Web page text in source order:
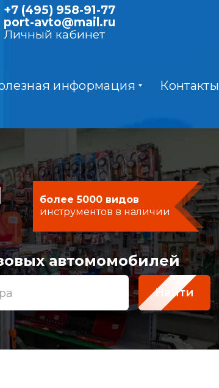
+7 (495) 958-91-77
port-avto@mail.ru
Личный кабинет
информация Контакты
более 5000 видов
инструментов в наличии
автомомобилей
Найти